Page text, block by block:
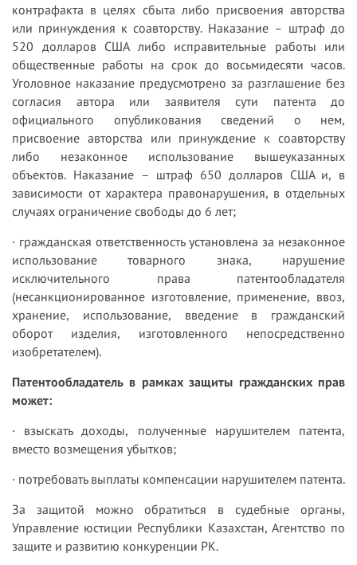
контрафакта в целях сбыта либо присвоения авторства
или принуждения к соавторству. Наказание – штраф до
520 долларов США либо исправительные работы или
общественные работы на срок до восьмидесяти часов.
Уголовное наказание предусмотрено за разглашение без
согласия автора или заявителя сути патента до
официального опубликования сведений о нем,
присвоение авторства или принуждение к соавторству
либо незаконное использование вышеуказанных
объектов. Наказание – штраф 650 долларов США и, в
зависимости от характера правонарушения, в отдельных
случаях ограничение свободы до 6 лет;
· гражданская ответственность установлена за незаконное
использование товарного знака, нарушение
исключительного права патентообладателя
(несанкционированное изготовление, применение, ввоз,
хранение, использование, введение в гражданский
оборот изделия, изготовленного непосредственно
изобретателем).
Патентообладатель в рамках защиты гражданских прав
может:
· взыскать доходы, полученные нарушителем патента,
вместо возмещения убытков;
· потребовать выплаты компенсации нарушителем патента.
За защитой можно обратиться в судебные органы,
Управление юстиции Республики Казахстан, Агентство по
защите и развитию конкуренции РК.